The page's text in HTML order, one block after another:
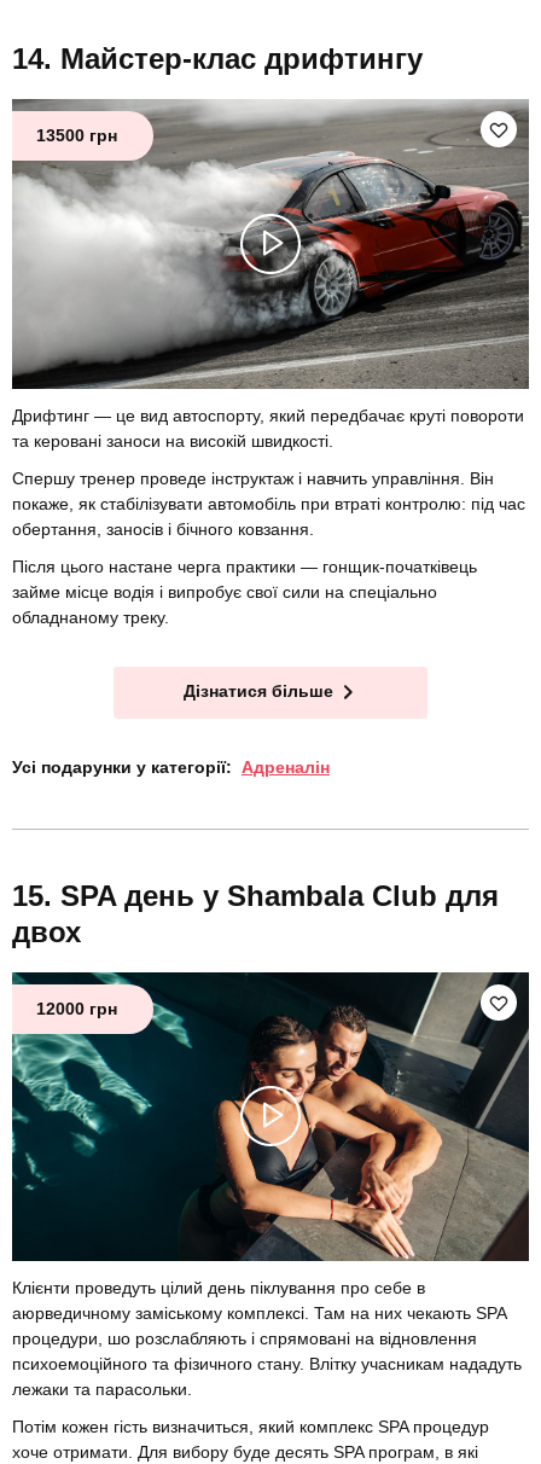
Майстер-клас дрифтингу
13500 грн
Дрифтинг — це вид автоспорту, який передбачає круті повороти
та керовані заноси на високій швидкості.
Спершу тренер проведе інструктаж і навчить управління. Він
покаже, як стабілізувати автомобіль при втраті контролю: під час
обертання, заносів і бічного ковзання.
Після цього настане черга практики — гонщик-початківець
займе місце водія і випробує свої сили на спеціально
обладнаному треку.
Дізнатися більше
Усі подарунки у категорії: Адреналін
SPA день у Shambala Club для
двох
12000 грн
Клієнти проведуть цілий день піклування про себе в
аюрведичному заміському комплексі. Там на них чекають SPA
процедури, шо розслабляють і спрямовані на відновлення
психоемоційного та фізичного стану. Влітку учасникам нададуть
лежаки та парасольки.
Потім кожен гість визначиться, який комплекс SPA процедур
хоче отримати. Для вибору буде десять SPA програм, в які